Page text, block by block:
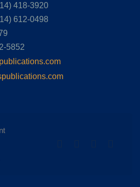
418-3920
612-0498
5852